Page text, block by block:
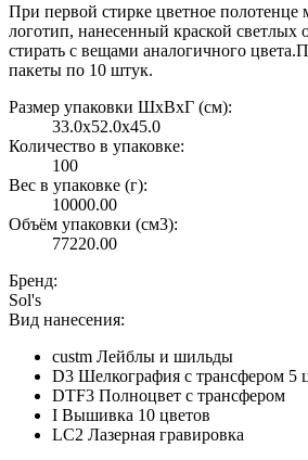
При первой стирке цветное полотенце
логотип, нанесенный краской светлых
стирать с вещами аналогичного
пакеты по 10 штук.
Размер упаковки ШxВxГ (см):
33.0x52.0x45.0
Количество в упаковке:
100
Вес в упаковке (г):
10000.00
Объём упаковки (см3):
77220.00
Бренд:
Sol's
Вид нанесения:
custm Лейблы и шильды
D3 Шелкография с трансфером 5
DTF3 Полноцвет с трансфером
I Вышивка 10 цветов
LC2 Лазерная гравировка